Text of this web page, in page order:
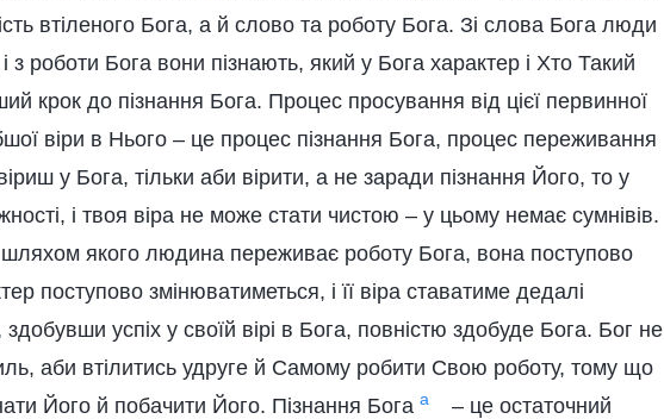
втіленого Бога, а й слово та роботу Бога. Зі слова Бога люди
роботи Бога вони пізнають, який у Бога характер і Хто Такий
крок до пізнання Бога. Процес просування від цієї первинної
віри в Нього – це процес пізнання Бога, процес переживання
у Бога, тільки аби вірити, а не заради пізнання Його, то у
і твоя віра не може стати чистою – у цьому немає сумнівів.
якого людина переживає роботу Бога, вона поступово
поступово змінюватиметься, і її віра ставатиме дедалі
успіх у своїй вірі в Бога, повністю здобуде Бога. Бог не
аби втілитись удруге й Самому робити Свою роботу, тому що
Його й побачити Його. Пізнання Бога a
– це остаточний